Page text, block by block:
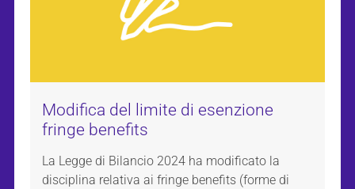
Modifica del limite di esenzione
fringe benefits
La Legge di Bilancio 2024 ha modificato la
disciplina relativa ai fringe benefits (forme di